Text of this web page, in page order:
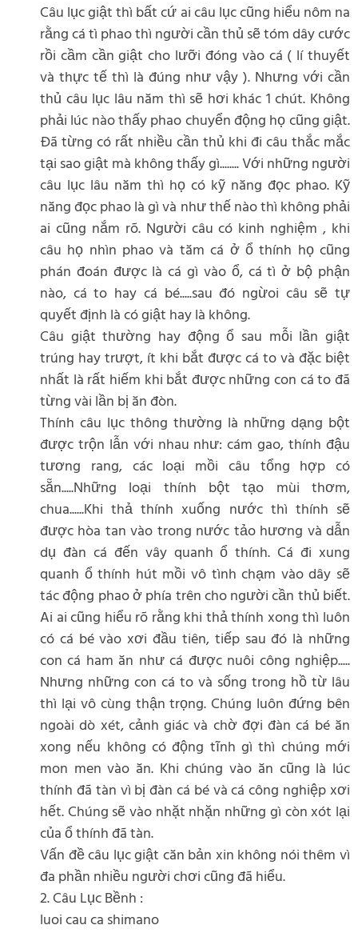
Câu lục giật thì bất cứ ai câu lục cũng hiểu nôm na
rằng cá tì phao thì người cần thủ sẽ tóm dây cước
rồi cầm cần giật cho lưỡi đóng vào cá ( lí thuyết
và thực tế thì là đúng như vậy ). Nhưng với cần
thủ câu lục lâu năm thì sẽ hơi khác 1 chút. Không
phải lúc nào thấy phao chuyển động họ cũng giật.
Đã từng có rất nhiều cần thủ khi đi câu thắc mắc
tại sao giật mà không thấy gì........ Với những người
câu lục lâu năm thì họ có kỹ năng đọc phao. Kỹ
năng đọc phao là gì và như thế nào thì không phải
ai cũng nắm rõ. Người câu có kinh nghiệm , khi
câu họ nhìn phao và tăm cá ở ổ thính họ cũng
phán đoán được là cá gì vào ổ, cá tì ở bộ phận
nào, cá to hay cá bé.....sau đó ngừoi câu sẽ tự
quyết định là có giật hay là không.
Câu giật thường hay động ổ sau mỗi lần giật
trúng hay trượt, ít khi bắt được cá to và đặc biệt
nhất là rất hiếm khi bắt được những con cá to đã
từng vài lần bị ăn đòn.
Thính câu lục thông thường là những dạng bột
được trộn lẫn với nhau như: cám gao, thính đậu
tương rang, các loại mồi câu tổng hợp có
sẵn.....Những loại thính bột tạo mùi thơm,
chua......Khi thả thính xuống nước thì thính sẽ
được hòa tan vào trong nước tảo hương và dẫn
dụ đàn cá đến vây quanh ổ thính. Cá đi xung
quanh ổ thính hút mồi vô tình chạm vào dây sẽ
tác động phao ở phía trên cho người cần thủ biết.
Ai ai cũng hiểu rõ rằng khi thả thính xong thì luôn
có cá bé vào xơi đầu tiên, tiếp sau đó là những
con cá ham ăn như cá được nuôi công nghiệp.....
Nhưng những con cá to và sống trong hồ từ lâu
thì lại vô cùng thận trọng. Chúng luôn đứng bên
ngoài dò xét, cảnh giác và chờ đợi đàn cá bé ăn
xong nếu không có động tĩnh gì thì chúng mới
mon men vào ăn. Khi chúng vào ăn cũng là lúc
thính đã tàn vì bị đàn cá bé và cá công nghiệp xơi
hết. Chúng sẽ vào nhặt nhặn những gì còn xót lại
của ổ thính đã tàn.
Vấn đề câu lục giật căn bản xin không nói thêm vì
đa phần nhiều người chơi cũng đã hiểu.
2. Câu Lục Bềnh :
luoi cau ca shimano